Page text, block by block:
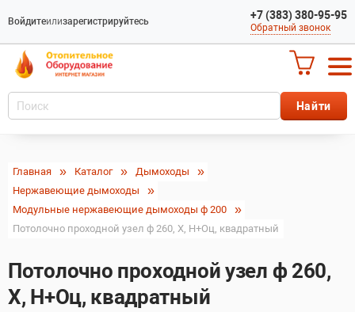
Войдитеилизарегистрируйтесь +7 (383) 380-95-95
Обратный звонок
Главная Каталог
Дымоходы
Нержавеющие дымоходы
Модульные нержавеющие дымоходы ф 200
Потолочно проходной узел ф 260, Х, Н+Оц, квадратный
Потолочно проходной узел ф 260,
Х, Н+Оц, квадратный